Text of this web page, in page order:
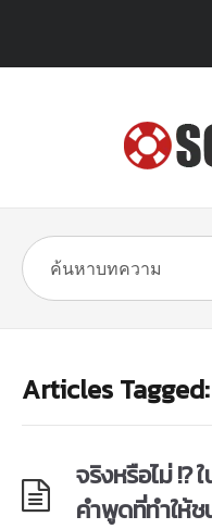
Articles
จริงหรือไม่ !?
คำพูดที่ทำให้ช